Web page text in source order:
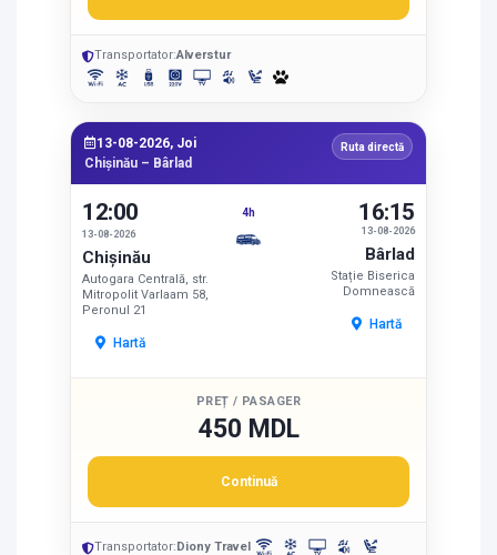
Transportator:Alverstur
13-08-2026, Joi
Chișinău – Bârlad
Ruta directă
12:00
13-08-2026
Chișinău
Autogara Centrală, str.
Mitropolit Varlaam 58,
Peronul 21
Hartă
4h
13-08-2026
16:15
Bârlad
Stație Biserica
Domnească
Hartă
PREȚ / PASAGER
450 MDL
Continuă
Transportator:Diony Travel